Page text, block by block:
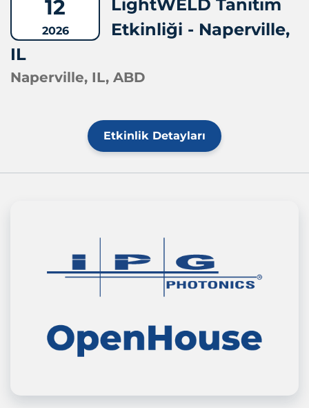
12
2026
LightWELD Tanıtım
Etkinliği - Naperville,
IL
Naperville, IL, ABD
Etkinlik Detayları